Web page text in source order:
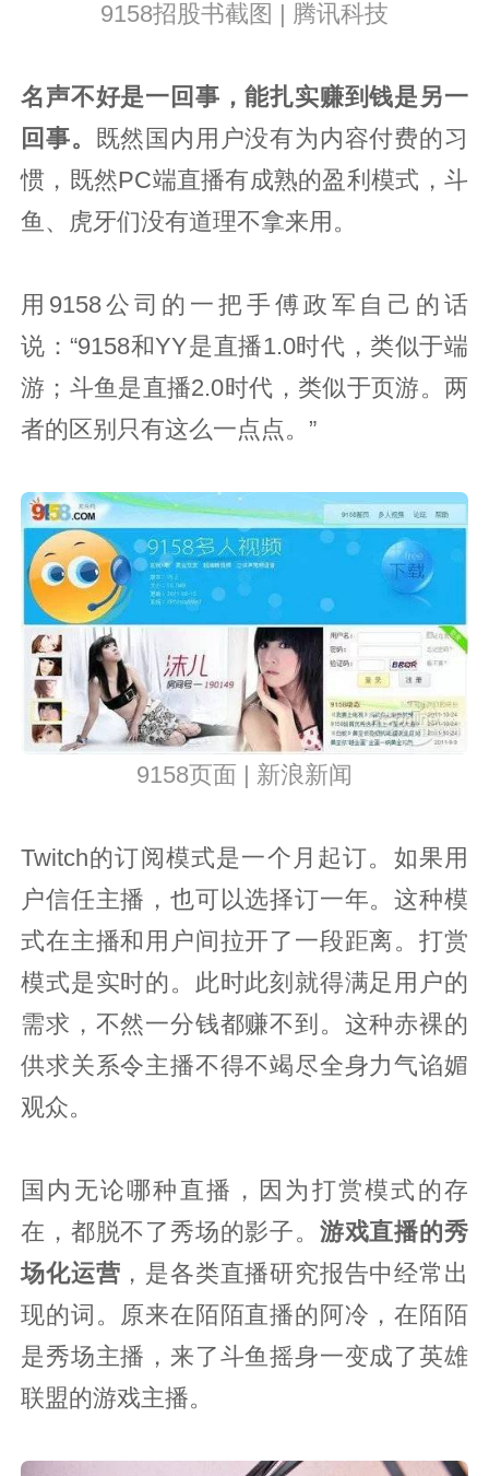
9158招股书截图 | 腾讯科技
名声不好是一回事，能扎实赚到钱是另一
回事。
既然国内用户没有为内容付费的习
惯，既然PC端直播有成熟的盈利模式，斗
鱼、虎牙们没有道理不拿来用。
用9158公司的一把手傅政军自己的话
说：“9158和YY是直播1.0时代，类似于端
游；斗鱼是直播2.0时代，类似于页游。两
者的区别只有这么一点点。”
9158页面 | 新浪新闻
Twitch的订阅模式是一个月起订。如果用
户信任主播，也可以选择订一年。这种模
式在主播和用户间拉开了一段距离。打赏
模式是实时的。此时此刻就得满足用户的
需求，不然一分钱都赚不到。这种赤裸的
供求关系令主播不得不竭尽全身力气谄媚
观众。
国内无论哪种直播，因为打赏模式的存
在，都脱不了秀场的影子。 游戏直播的秀
场化运营 ，是各类直播研究报告中经常出
现的词。原来在陌陌直播的阿冷，在陌陌
是秀场主播，来了斗鱼摇身一变成了英雄
联盟的游戏主播。